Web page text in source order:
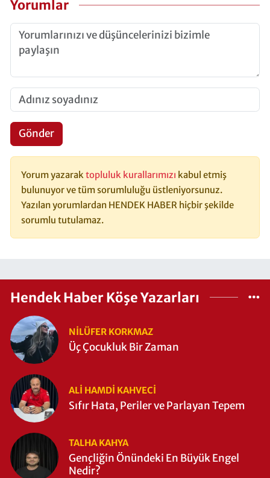
Yorumlar
Gönder
Yorum yazarak topluluk kurallarımızı kabul etmiş
bulunuyor ve tüm sorumluluğu üstleniyorsunuz.
Yazılan yorumlardan HENDEK HABER hiçbir şekilde
sorumlu tutulamaz.
Hendek Haber Köşe Yazarları
NILÜFER KORKMAZ
Üç Çocukluk Bir Zaman
ALI HAMDI KAHVECİ
Sıfır Hata, Periler ve Parlayan Tepem
TALHA KAHYA
Gençliğin Önündeki En Büyük Engel
Nedir?